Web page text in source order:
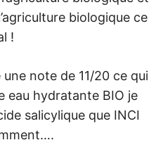
biologique ce
!
note de 11/20 ce qui
eau hydratante BIO je
salicylique que INCI